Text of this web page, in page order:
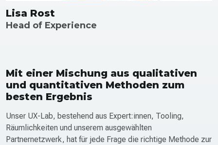
Lisa Rost
Head of Experience
Mit einer Mischung aus qualitativen
und quantitativen Methoden zum
besten Ergebnis
Unser UX-Lab, bestehend aus Expert:innen, Tooling,
Räumlichkeiten und unserem ausgewählten
Partnernetzwerk, hat für jede Frage die richtige Methode zur